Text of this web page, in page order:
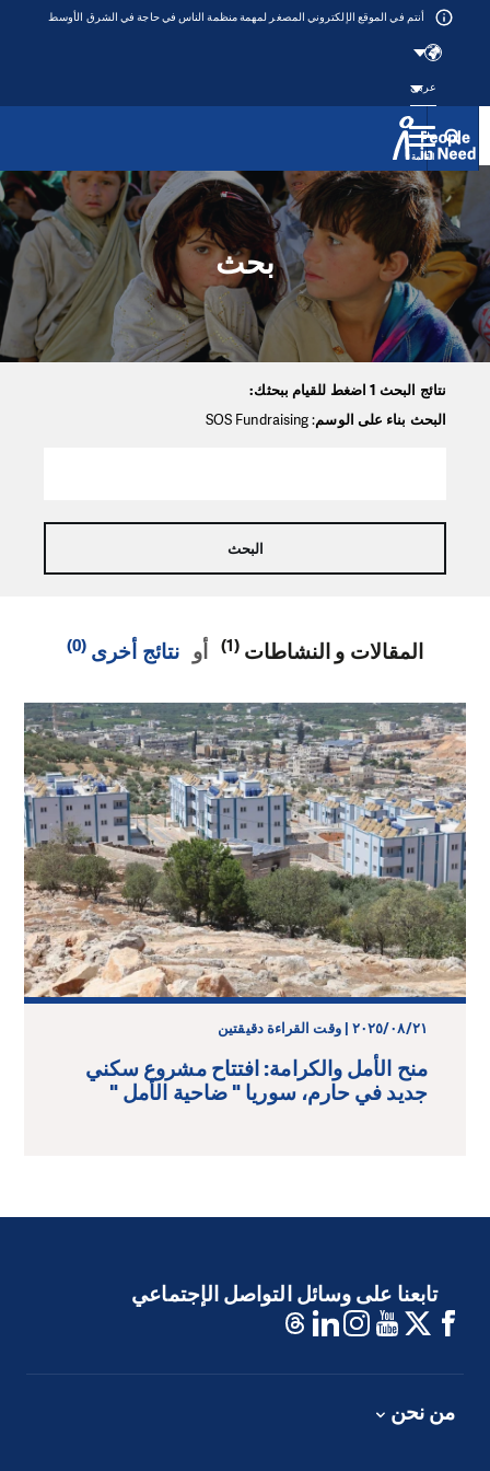
Přeskočit na obsah
أنتم في الموقع الإلكتروني المصغر لمهمة منظمة الناس في حاجة في الشرق الأوسط
عربي
القائمة
بحث
نتائج البحث 1 اضغط للقيام ببحثك:
البحث بناء على الوسم: SOS Fundraising
المقالات و النشاطات (1) أو نتائج أخرى (0)
٢١‏/٠٨‏/٢٠٢٥ | وقت القراءة دقيقتين
منح الأمل والكرامة: افتتاح مشروع سكني
جديد في حارم، سوريا " ضاحية الأمل "
تابعنا على وسائل التواصل الإجتماعي
من نحن